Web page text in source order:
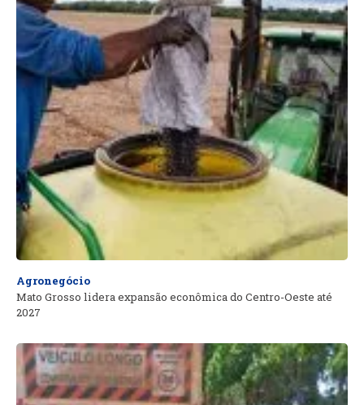
Agronegócio
Mato Grosso lidera expansão econômica do Centro-Oeste até
2027